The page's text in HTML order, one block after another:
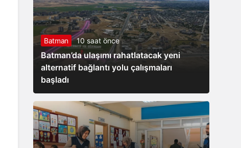
Batman 10 saat önce
Batman’da ulaşımı rahatlatacak yeni
alternatif bağlantı yolu çalışmaları
başladı